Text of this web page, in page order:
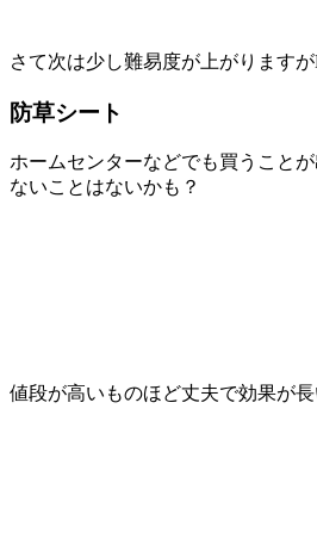
さて次は少し難易度が上がります
防草シート
ホームセンターなどでも買うこと
ないことはないかも？
値段が高いものほど丈夫で効果が